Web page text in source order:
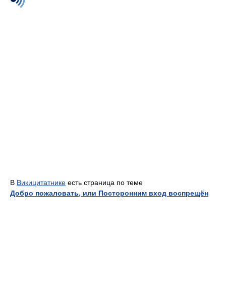
В Викицитатнике есть страница по теме
Добро пожаловать, или Посторонним вход воспрещён